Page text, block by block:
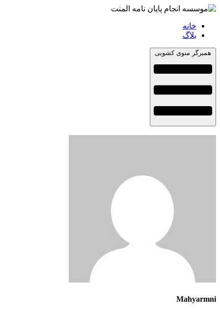
خانه
بلاگ
همبرگر منوی کشویی
Mahyarmni